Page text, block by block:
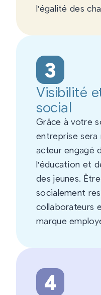
l'égalité des
3
Visibilité
social
Grâce à votre
entreprise
acteur engagé
l'éducation et
des jeunes.
socialement
collaborateurs
marque
4